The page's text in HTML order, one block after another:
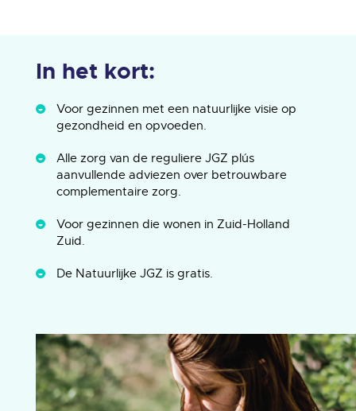
In het kort:
Voor gezinnen met een natuurlijke visie op
gezondheid en opvoeden.
Alle zorg van de reguliere JGZ plús
aanvullende adviezen over betrouwbare
complementaire zorg.
Voor gezinnen die wonen in Zuid-Holland
Zuid.
De Natuurlijke JGZ is gratis.